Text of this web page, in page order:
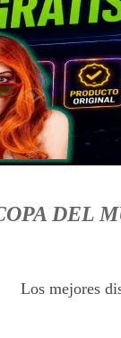
DEL
Los mejores